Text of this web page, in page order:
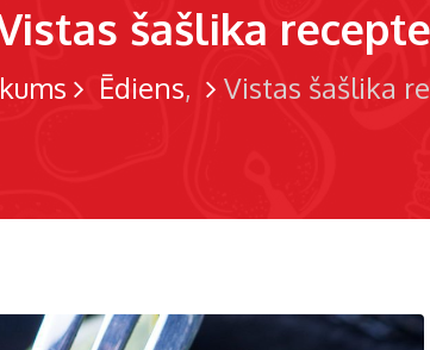
šašlika
Ēdiens Vistas šašlika